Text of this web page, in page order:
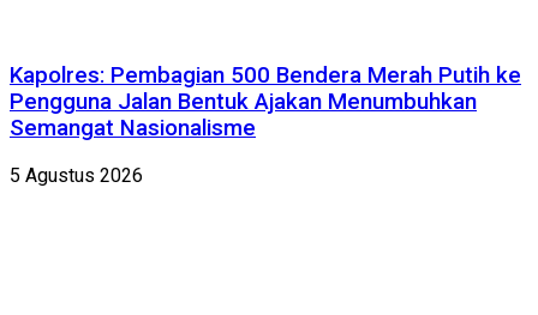
Kapolres: Pembagian 500 Bendera Merah Putih ke
Pengguna Jalan Bentuk Ajakan Menumbuhkan
Semangat Nasionalisme
5 Agustus 2026